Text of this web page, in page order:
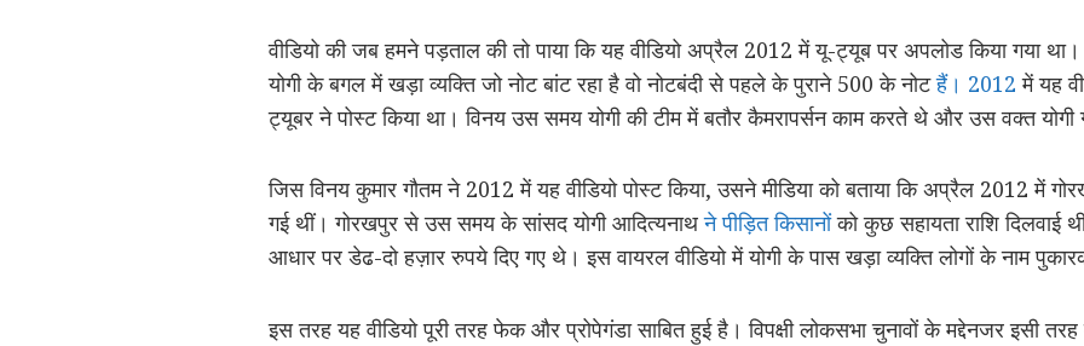
वीडियो की जब हमने पड़ताल की तो पाया कि यह वीडियो अप्रैल 2012 में यू-ट्यूब पर अपलोड किया गया था।
योगी के बगल में खड़ा व्यक्ति जो नोट बांट रहा है वो नोटबंदी से पहले के पुराने 500 के नोटहैं। 2012 में यह
ट्यूबर ने पोस्ट किया था। विनय उस समय योगी की टीम में बतौर कैमरापर्सन काम करते थे और उस वक्त
जिस विनय कुमार गौतम ने 2012 में यह वीडियो पोस्ट किया, उसने मीडिया को बताया कि अप्रैल 2012 में
गई थीं। गोरखपुर से उस समय के सांसद योगी आदित्यनाथने पीड़ित किसानोंको कुछ सहायता राशि दिलवाई
आधार पर डेढ-दो हज़ार रुपये दिए गए थे। इस वायरल वीडियो में योगी के पास खड़ा व्यक्ति लोगों के नाम
इस तरह यह वीडियो पूरी तरह फेक और प्रोपेगंडा साबित हुई है। विपक्षी लोकसभा चुनावों के मद्देनजर इसी